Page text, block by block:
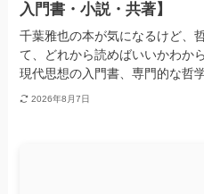
入門書・小説・共著】
千葉雅也の本が気になるけど、
て、どれから読めばいいかわか
現代思想の入門書、専門的な哲
2026年8月7日